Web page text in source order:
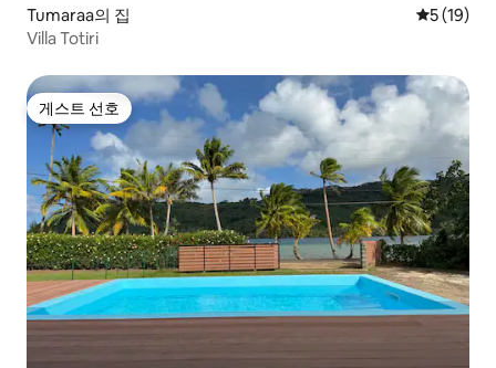
Tumaraa의 집 평점 5점
5 (19)
Villa Totiri
게스트 선호
게스트 선호